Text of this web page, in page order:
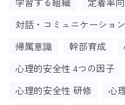
対話・コミュニケーション
帰属意識
幹部育成
心理的安全性 4つの因子
心理的安全性 研修
心